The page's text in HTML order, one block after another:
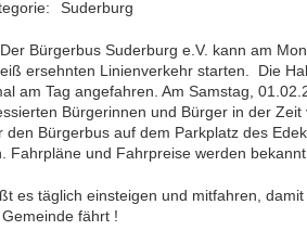
Suderburg
Bürgerbus Suderburg e.V. kann am
ersehnten Linienverkehr starten. Die
am Tag angefahren. Am Samstag,
Bürgerinnen und Bürger in der Zeit
den Bürgerbus auf dem Parkplatz des
Fahrpläne und Fahrpreise werden bekannt
es täglich einsteigen und mitfahren,
fährt !